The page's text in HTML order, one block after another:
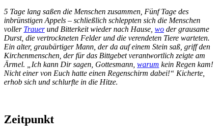
5 Tage lang saßen die Menschen zusammen, Fünf Tage des
inbrünstigen Appels – schließlich schleppten sich die Menschen
voller Trauerund Bitterkeit wieder nach Hause, wo der grausame
Durst, die vertrockneten Felder und die verendeten Tiere warteten.
Ein alter, graubärtiger Mann, der da auf einem Stein saß, griff den
Kirchenmenschen, der für das Bittgebet verantwortlich zeigte am
Ärmel. „Ich kann Dir sagen, Gottesmann, warum kein Regen kam!
Nicht einer von Euch hatte einen Regenschirm dabei!“ Kicherte,
erhob sich und schlurfte in die Hitze.
Zeitpunkt